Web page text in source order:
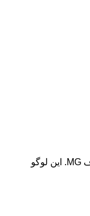
آرم جلو MG 550، نشان هشت‌ضلعی معروف MG. این لوگو